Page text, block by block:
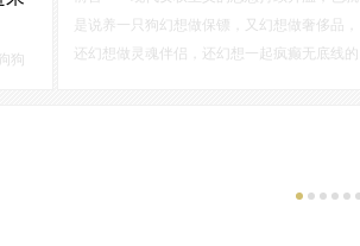
狗
是说养一只狗幻想做保镖，又幻想做奢侈品，
还幻想做灵魂伴侣，还幻想一起疯癫无底线的